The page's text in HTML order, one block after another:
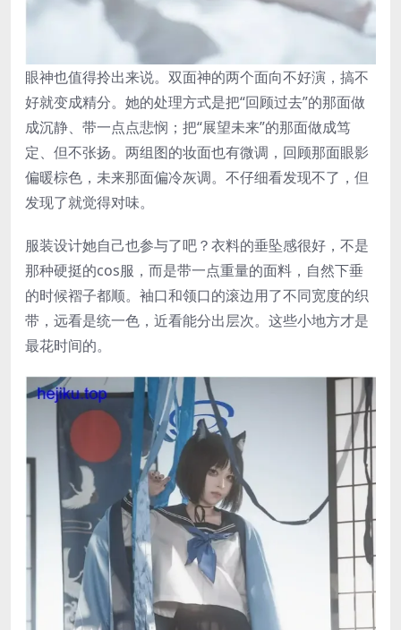
眼神也值得拎出来说。双面神的两个面向不好演，搞不
好就变成精分。她的处理方式是把“回顾过去”的那面做
成沉静、带一点点悲悯；把“展望未来”的那面做成笃
定、但不张扬。两组图的妆面也有微调，回顾那面眼影
偏暖棕色，未来那面偏冷灰调。不仔细看发现不了，但
发现了就觉得对味。
服装设计她自己也参与了吧？衣料的垂坠感很好，不是
那种硬挺的cos服，而是带一点重量的面料，自然下垂
的时候褶子都顺。袖口和领口的滚边用了不同宽度的织
带，远看是统一色，近看能分出层次。这些小地方才是
最花时间的。